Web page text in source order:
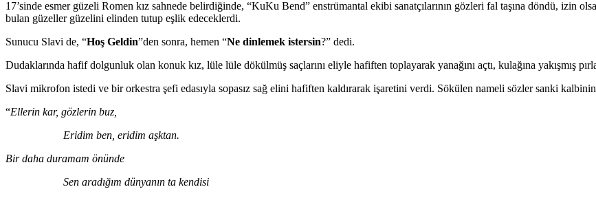
17’sinde esmer güzeli Romen kız sahnede belirdiğinde, “KuKu Bend” enstrümantal ekibi sanatçılarının gözleri fal taşına döndü, izin
bulan güzeller güzelini elinden tutup eşlik edeceklerdi.
Sunucu Slavi de, “Hoş Geldin”den sonra, hemen “Ne dinlemek istersin?” dedi.
Dudaklarında hafif dolgunluk olan konuk kız, lüle lüle dökülmüş saçlarını eliyle hafiften toplayarak yanağını açtı, kulağına yakışmış
Slavi mikrofon istedi ve bir orkestra şefi edasıyla sopasız sağ elini hafiften kaldırarak işaretini verdi. Sökülen nameli sözler sanki
“Ellerin kar, gözlerin buz,
Eridim ben, eridim aşktan.
Bir daha duramam önünde
Sen aradığım dünyanın ta kendisi